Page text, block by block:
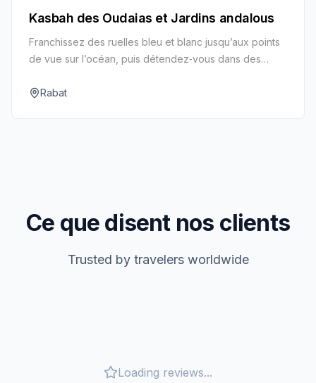
Kasbah des Oudaias et Jardins andalous
Franchissez des ruelles bleu et blanc jusqu’aux points
de vue sur l’océan, puis détendez‑vous dans des
Rabat.
Rabat
Ce que disent nos clients
Trusted by travelers worldwide
Loading reviews...